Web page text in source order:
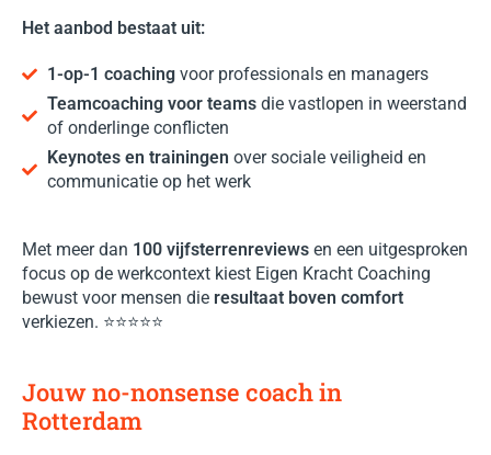
Het aanbod bestaat uit:
1-op-1 coachingvoor professionals en managers
Teamcoaching voor teams die vastlopen in weerstand
of onderlinge conflicten
Keynotes en trainingen over sociale veiligheid en
communicatie op het werk
Met meer dan 100 vijfsterrenreviews en een uitgesproken
focus op de werkcontext kiest Eigen Kracht Coaching
bewust voor mensen die resultaat boven comfort
verkiezen. ⭐⭐⭐⭐⭐
Jouw no-nonsense coach in
Rotterdam